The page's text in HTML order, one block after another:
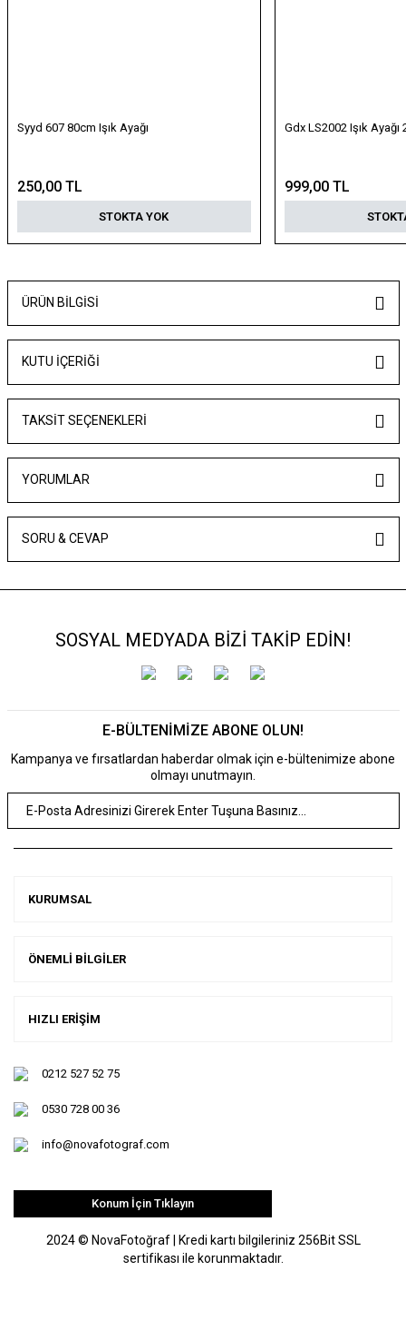
Syyd 607 80cm Işık Ayağı
250,00 TL
STOKTA YOK
Gdx LS2002 Işık Ayağı
999,00 TL
ÜRÜN BILGISI
KUTU İÇERİĞİ
TAKSIT SEÇENEKLERI
YORUMLAR
SORU & CEVAP
SOSYAL MEDYADA BİZİ TAKİP EDİN!
E-BÜLTENİMİZE ABONE OLUN!
Kampanya ve fırsatlardan haberdar olmak için e-bültenimize abone
olmayı unutmayın.
KURUMSAL
ÖNEMLİ BİLGİLER
HIZLI ERİŞİM
0212 527 52 75
0530 728 00 36
info@novafotograf.com
Konum İçin Tıklayın
2024 © NovaFotoğraf | Kredi kartı bilgileriniz 256Bit SSL
sertifikası ile korunmaktadır.